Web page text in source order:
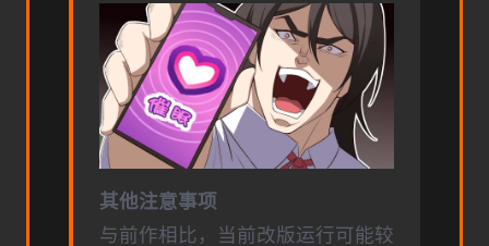
其他注意事项
与前作相比，当前改版运行可能较